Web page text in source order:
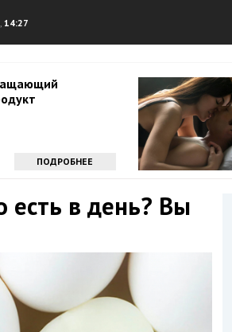
14:27
ПОДРОБНЕЕ
в день? Вы